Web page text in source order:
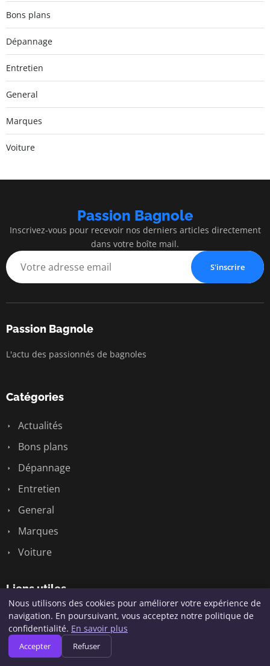
Bons plans
Dépannage
Entretien
General
Marques
Voiture
Passion Bagnole
Inscrivez-vous pour recevoir nos derniers articles directement
dans votre boîte mail.
S'inscrire
Passion Bagnole
L'actu des passionnés de bagnoles
Catégories
Actualités
Bons plans
Dépannage
Entretien
General
Marques
Voiture
Liens utiles
Contact
Informations
Nous utilisons des cookies pour améliorer votre expérience de
navigation. En poursuivant, vous acceptez notre politique de
confidentialité. En savoir plus
Accepter Refuser